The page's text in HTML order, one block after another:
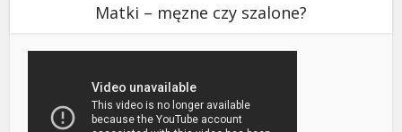
Matki – męzne czy szalone?